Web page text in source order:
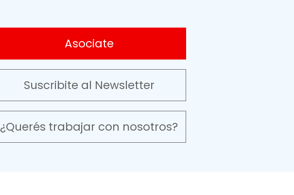
Asociate
Suscribite al Newsletter
¿Querés trabajar con nosotros?